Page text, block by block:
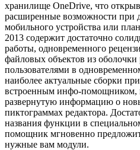
хранилище OneDrive, что
расширенные возможности при
мобильного устройства или
2013 содержит достаточно
работы, одновременного
файловых объектов из оболочки
пользователями в
наиболее актуальные сборки
встроенным инфо-помощником,
развернутую информацию о
пиктограммах редактора.
названия функции в
помощник мгновенно
нужные вам модули.